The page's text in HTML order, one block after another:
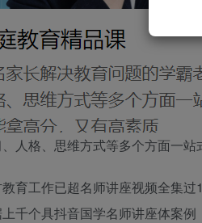
人格、思维方式等多个方面一
教育工作已超名师讲座视频全集过
千个具抖音国学名师讲座体案例